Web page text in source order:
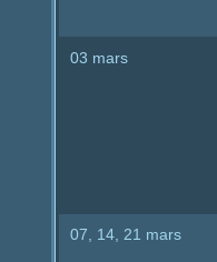
03 mars
07, 14, 21 mars